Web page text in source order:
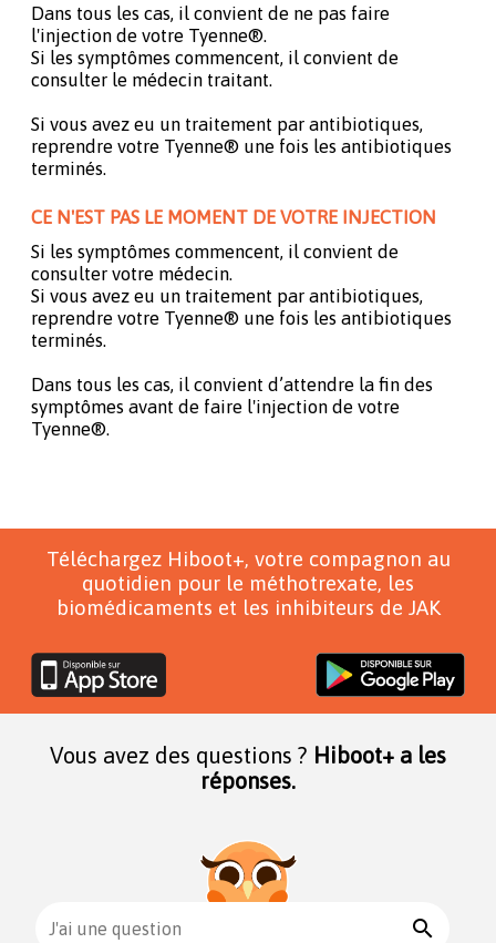
Dans tous les cas, il convient de ne pas faire
l'injection de votre Tyenne®.
Si les symptômes commencent, il convient de
consulter le médecin traitant.
Si vous avez eu un traitement par antibiotiques,
reprendre votre Tyenne® une fois les antibiotiques
terminés.
CE N'EST PAS LE MOMENT DE VOTRE INJECTION
Si les symptômes commencent, il convient de
consulter votre médecin.
Si vous avez eu un traitement par antibiotiques,
reprendre votre Tyenne® une fois les antibiotiques
terminés.
Dans tous les cas, il convient d’attendre la fin des
symptômes avant de faire l'injection de votre
Tyenne®.
Téléchargez Hiboot+, votre compagnon au
quotidien pour le méthotrexate, les
biomédicaments et les inhibiteurs de JAK
Vous avez des questions ? Hiboot+ a les
réponses.
J'ai une question search